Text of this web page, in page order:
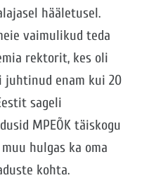
hääletusel.
vaimulikud teda
rektorit, kes oli
juhtinud enam kui 20
sageli
MPEÕK täiskogu
hulgas ka oma
kohta.